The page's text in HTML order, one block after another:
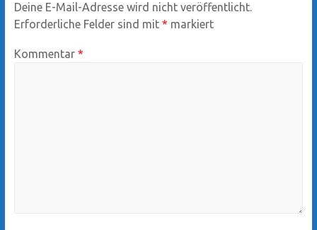
Deine E-Mail-Adresse wird nicht veröffentlicht.
Erforderliche Felder sind mit * markiert
Kommentar *